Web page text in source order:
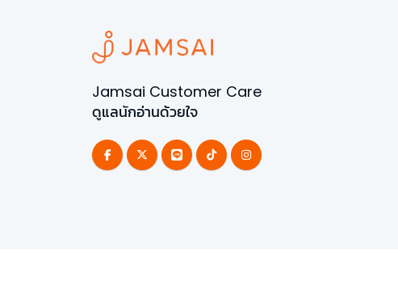
Jamsai Customer Care
ดูแลนักอ่านด้วยใจ